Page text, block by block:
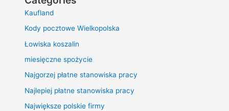
Kaufland
Kody pocztowe Wielkopolska
Łowiska koszalin
miesięczne spożycie
Najgorzej płatne stanowiska pracy
Najlepiej płatne stanowiska pracy
Największe polskie firmy